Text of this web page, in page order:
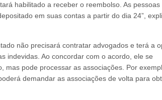
habilitado a receber o reembolso. As pessoas
em suas contas a partir do dia 24”,
não precisará contratar advogados e terá a
indevidas. Ao concordar com o acordo, ele se
mas pode processar as associações. Por
demandar as associações de volta para